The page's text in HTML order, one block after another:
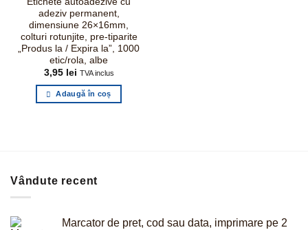
adeziv permanent,
dimensiune 26×16mm,
colturi rotunjite, pre-tiparite
„Produs la / Expira la”, 1000
etic/rola, albe
3,95 lei TVA inclus
Adaugă în coș
Vândute recent
Marcator de pret, cod sau data, imprimare pe 2